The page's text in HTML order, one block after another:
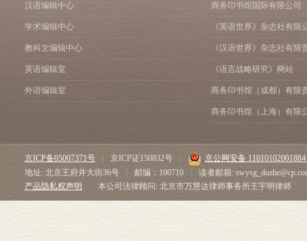
汉语编辑中心
学术编辑中心
教科文编辑中心
英语编辑室
外语编辑室
商务印书馆国际有限公司
《英语世界》杂志社有限
《汉语世界》杂志社有限
《语言战略研究》网站
商务印书馆（成都）有限
商务印书馆（上海）有限
京ICP备05007371号 京ICP证150832号
京公网安备
地址: 北京王府井大街36号
邮编：100710
读者邮箱:
产品隐私权声明
本公司法律顾问: 北京市万慧达律师事务所王宇明律师